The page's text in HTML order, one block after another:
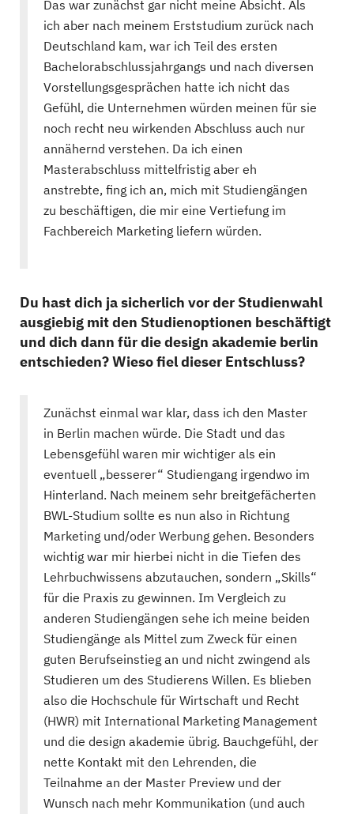
Das war zunächst gar nicht meine Absicht. Als
ich aber nach meinem Erststudium zurück nach
Deutschland kam, war ich Teil des ersten
Bachelorabschlussjahrgangs und nach diversen
Vorstellungsgesprächen hatte ich nicht das
Gefühl, die Unternehmen würden meinen für sie
noch recht neu wirkenden Abschluss auch nur
annähernd verstehen. Da ich einen
Masterabschluss mittelfristig aber eh
anstrebte, fing ich an, mich mit Studiengängen
zu beschäftigen, die mir eine Vertiefung im
Fachbereich Marketing liefern würden.
Du hast dich ja sicherlich vor der Studienwahl
ausgiebig mit den Studienoptionen beschäftigt
und dich dann für die design akademie berlin
entschieden? Wieso fiel dieser Entschluss?
Zunächst einmal war klar, dass ich den Master
in Berlin machen würde. Die Stadt und das
Lebensgefühl waren mir wichtiger als ein
eventuell „besserer“ Studiengang irgendwo im
Hinterland. Nach meinem sehr breitgefächerten
BWL-Studium sollte es nun also in Richtung
Marketing und/oder Werbung gehen. Besonders
wichtig war mir hierbei nicht in die Tiefen des
Lehrbuchwissens abzutauchen, sondern „Skills“
für die Praxis zu gewinnen. Im Vergleich zu
anderen Studiengängen sehe ich meine beiden
Studiengänge als Mittel zum Zweck für einen
guten Berufseinstieg an und nicht zwingend als
Studieren um des Studierens Willen. Es blieben
also die Hochschule für Wirtschaft und Recht
(HWR) mit International Marketing Management
und die design akademie übrig. Bauchgefühl, der
nette Kontakt mit den Lehrenden, die
Teilnahme an der Master Preview und der
Wunsch nach mehr Kommunikation (und auch